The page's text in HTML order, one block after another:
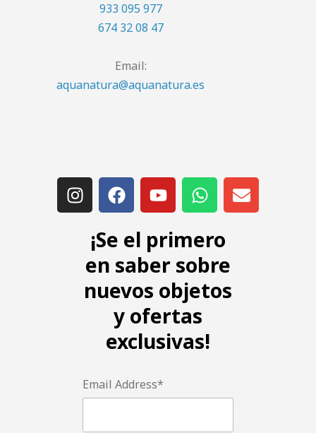
933 095 977
674 32 08 47
Email:
aquanatura@aquanatura.es
¡Se el primero
en saber sobre
nuevos objetos
y ofertas
exclusivas!
Email Address*